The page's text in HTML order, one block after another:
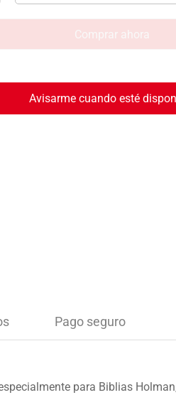
Comprar ahora
Avisarme cuando esté
Pago seguro
para Biblias